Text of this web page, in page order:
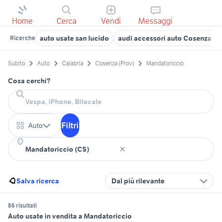
Home Cerca Vendi Messaggi
Ricerche auto usate san lucido audi accessori auto Cosenza
Subito Auto Calabria Cosenza (Prov) Mandatoriccio
Cosa cerchi?
Auto Filtri
Salva ricerca Dal più rilevante
86 risultati
Auto usate in vendita a Mandatoriccio